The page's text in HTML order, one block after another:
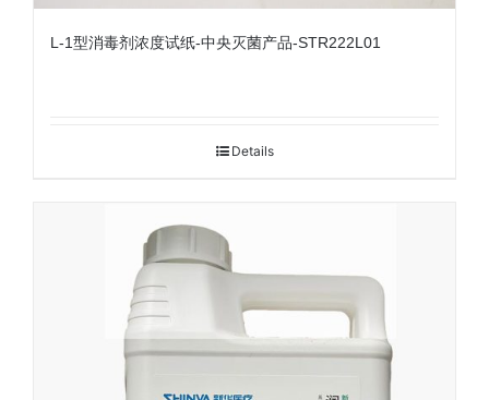
L-1型消毒剂浓度试纸-中央灭菌产品-STR222L01
Details